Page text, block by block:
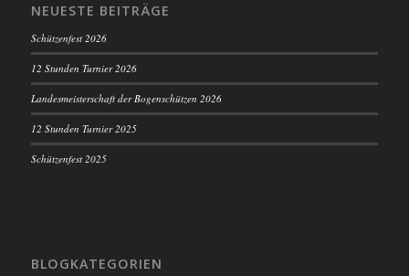
NEUESTE BEITRÄGE
Schützenfest 2026
12 Stunden Turnier 2026
Landesmeisterschaft der Bogenschützen 2026
12 Stunden Turnier 2025
Schützenfest 2025
BLOGKATEGORIEN